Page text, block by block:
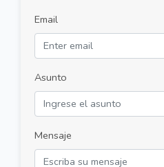
Email
Asunto
Mensaje